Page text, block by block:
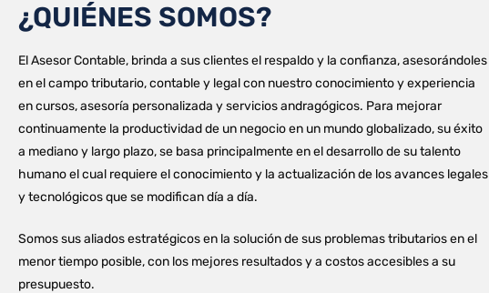
¿QUIÉNES SOMOS?
El Asesor Contable, brinda a sus clientes el respaldo y la confianza, asesorándoles
en el campo tributario, contable y legal con nuestro conocimiento y experiencia
en cursos, asesoría personalizada y servicios andragógicos. Para mejorar
continuamente la productividad de un negocio en un mundo globalizado, su éxito
a mediano y largo plazo, se basa principalmente en el desarrollo de su talento
humano el cual requiere el conocimiento y la actualización de los avances legales
y tecnológicos que se modifican día a día.
Somos sus aliados estratégicos en la solución de sus problemas tributarios en el
menor tiempo posible, con los mejores resultados y a costos accesibles a su
presupuesto.